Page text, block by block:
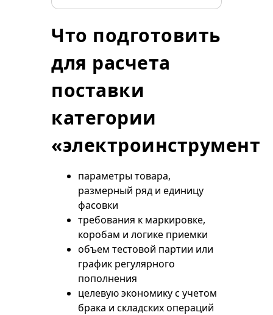
Что подготовить
для расчета
поставки
категории
«электроинструмент»
параметры товара,
размерный ряд и единицу
фасовки
требования к маркировке,
коробам и логике приемки
объем тестовой партии или
график регулярного
пополнения
целевую экономику с учетом
брака и складских операций